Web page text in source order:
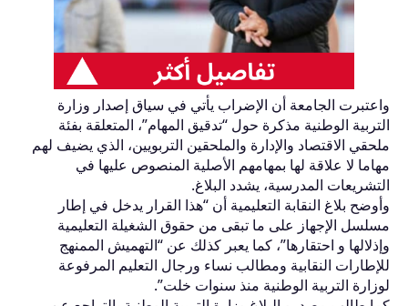
واعتبرت الجامعة أن الإضراب يأتي في سياق إصدار وزارة
التربية الوطنية مذكرة حول “تدقيق المهام”، المتعلقة بفئة
ملحقي الاقتصاد والإدارة والملحقين التربويين، الذي يضيف لهم
مهاما لا علاقة لها بمهامهم الأصلية المنصوص عليها في
التشريعات المدرسية، يشدد البلاغ.
وأوضح بلاغ النقابة التعليمية أن “هذا القرار يدخل في إطار
مسلسل الإجهاز على ما تبقى من حقوق الشغيلة التعليمية
وإذلالها و احتقارها”، كما يعبر كذلك عن “التهميش الممنهج
للإطارات النقابية ومطالب نساء ورجال التعليم المرفوعة
لوزارة التربية الوطنية منذ سنوات خلت”.